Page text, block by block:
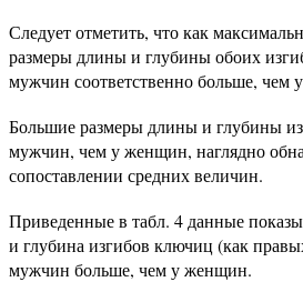
Следует отметить, что как
размеры длины и глубины обоих
мужчин соответственно больше, чем
Большие размеры длины и глубины
мужчин, чем у женщин, наглядно
сопоставлении средних величин.
Приведенные в табл. 4 данные
и глубина изгибов ключиц (как
мужчин больше, чем у женщин.